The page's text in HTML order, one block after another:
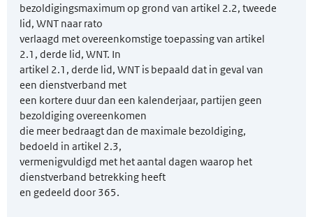
bezoldigingsmaximum op grond van artikel 2.2, tweede
lid, WNT naar rato
verlaagd met overeenkomstige toepassing van artikel
2.1, derde lid, WNT. In
artikel 2.1, derde lid, WNT is bepaald dat in geval van
een dienstverband met
een kortere duur dan een kalenderjaar, partijen geen
bezoldiging overeenkomen
die meer bedraagt dan de maximale bezoldiging,
bedoeld in artikel 2.3,
vermenigvuldigd met het aantal dagen waarop het
dienstverband betrekking heeft
en gedeeld door 365.